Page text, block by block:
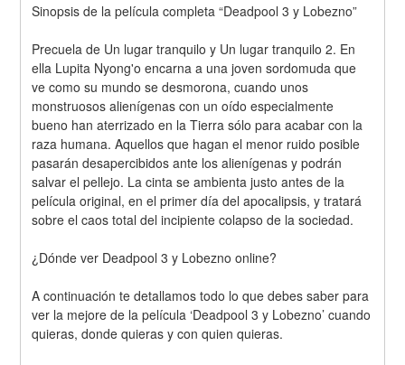
Sinopsis de la película completa “Deadpool 3 y Lobezno”
Precuela de Un lugar tranquilo y Un lugar tranquilo 2. En
ella Lupita Nyong'o encarna a una joven sordomuda que
ve como su mundo se desmorona, cuando unos
monstruosos alienígenas con un oído especialmente
bueno han aterrizado en la Tierra sólo para acabar con la
raza humana. Aquellos que hagan el menor ruido posible
pasarán desapercibidos ante los alienígenas y podrán
salvar el pellejo. La cinta se ambienta justo antes de la
película original, en el primer día del apocalipsis, y tratará
sobre el caos total del incipiente colapso de la sociedad.
¿Dónde ver Deadpool 3 y Lobezno online?
A continuación te detallamos todo lo que debes saber para
ver la mejore de la película ‘Deadpool 3 y Lobezno’ cuando
quieras, donde quieras y con quien quieras.